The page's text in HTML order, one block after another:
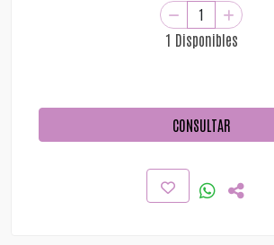
1 Disponibles
CONSULTAR